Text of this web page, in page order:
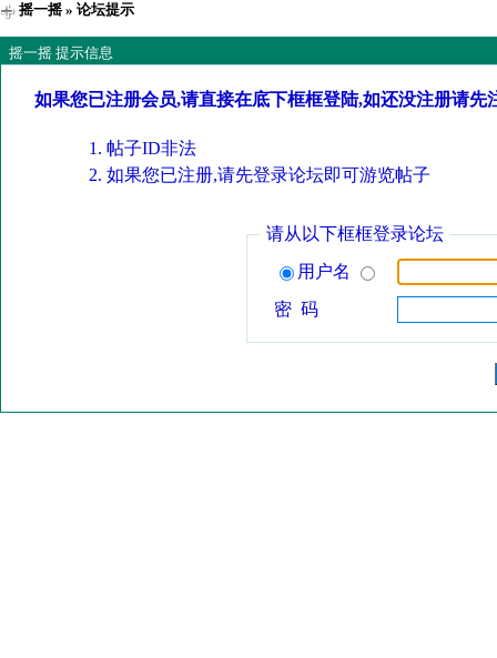
摇一摇» 论坛提示
摇一摇 提示信息
如果您已注册会员,请直接在底下框框登陆,如还没注册请先
帖子ID非法
如果您已注册,请先登录论坛即可游览帖子
请从以下框框登录论坛
用户名
密 码